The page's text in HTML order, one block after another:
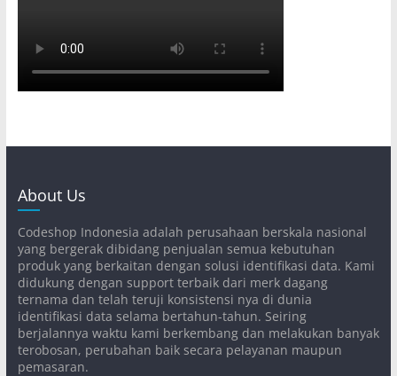
About Us
Codeshop Indonesia adalah perusahaan berskala nasional
yang bergerak dibidang penjualan semua kebutuhan
produk yang berkaitan dengan solusi identifikasi data. Kami
didukung dengan support terbaik dari merk dagang
ternama dan telah teruji konsistensi nya di dunia
identifikasi data selama bertahun-tahun. Seiring
berjalannya waktu kami berkembang dan melakukan banyak
terobosan, perubahan baik secara pelayanan maupun
pemasaran.